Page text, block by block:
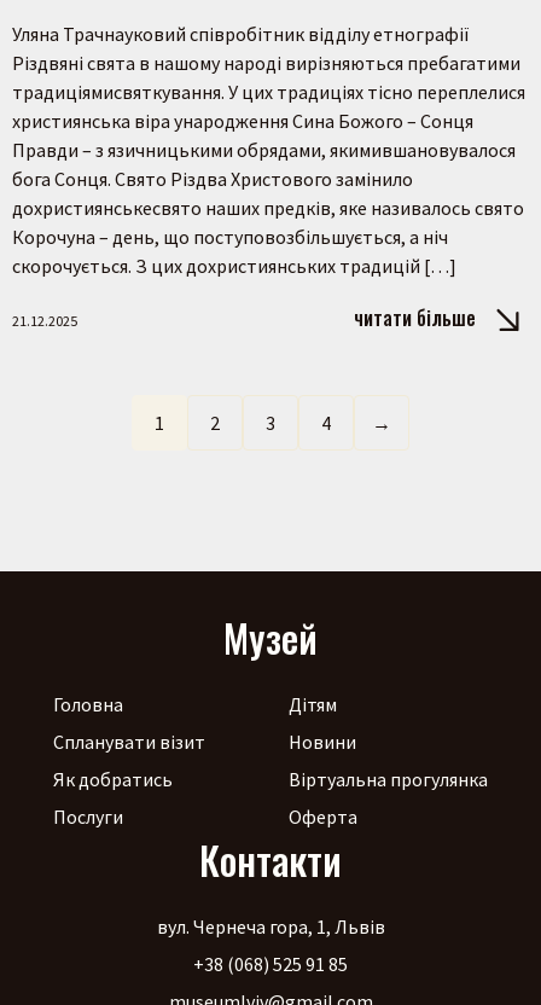
Уляна Трачнауковий співробітник відділу етнографії
Різдвяні свята в нашому народі вирізняються пребагатими
традиціямисвяткування. У цих традиціях тісно переплелися
християнська віра ународження Сина Божого – Сонця
Правди – з язичницькими обрядами, якимившановувалося
бога Сонця. Свято Різдва Христового замінило
дохристиянськесвято наших предків, яке називалось свято
Корочуна – день, що поступовозбільшується, а ніч
скорочується. З цих дохристиянських традицій […]
21.12.2025 читати більше
1 2 3 4 →
Музей
Головна
Спланувати візит
Як добратись
Послуги
Дітям
Новини
Віртуальна прогулянка
Оферта
Контакти
вул. Чернеча гора, 1, Львів
+38 (068) 525 91 85